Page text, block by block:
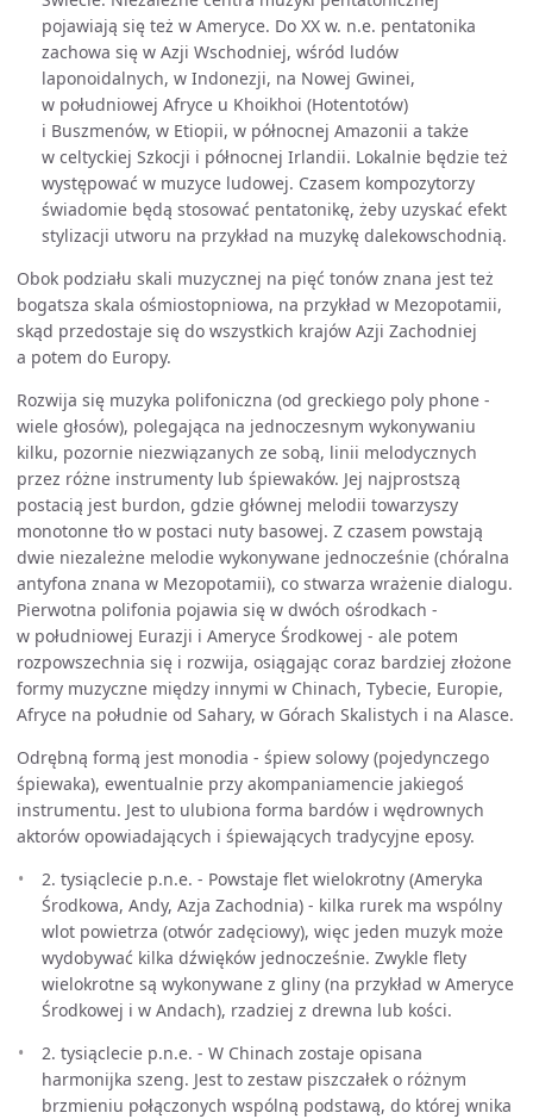
pojawiają się też w Ameryce. Do XX w. n.e. pentatonika
zachowa się w Azji Wschodniej, wśród ludów
laponoidalnych, w Indonezji, na Nowej Gwinei,
w południowej Afryce u Khoikhoi (Hotentotów)
i Buszmenów, w Etiopii, w północnej Amazonii a także
w celtyckiej Szkocji i północnej Irlandii. Lokalnie będzie też
występować w muzyce ludowej. Czasem kompozytorzy
świadomie będą stosować pentatonikę, żeby uzyskać efekt
stylizacji utworu na przykład na muzykę dalekowschodnią.
Obok podziału skali muzycznej na pięć tonów znana jest też
bogatsza skala ośmiostopniowa, na przykład w Mezopotamii,
skąd przedostaje się do wszystkich krajów Azji Zachodniej
a potem do Europy.
Rozwija się muzyka polifoniczna (od greckiego poly phone -
wiele głosów), polegająca na jednoczesnym wykonywaniu
kilku, pozornie niezwiązanych ze sobą, linii melodycznych
przez różne instrumenty lub śpiewaków. Jej najprostszą
postacią jest burdon, gdzie głównej melodii towarzyszy
monotonne tło w postaci nuty basowej. Z czasem powstają
dwie niezależne melodie wykonywane jednocześnie (chóralna
antyfona znana w Mezopotamii), co stwarza wrażenie dialogu.
Pierwotna polifonia pojawia się w dwóch ośrodkach -
w południowej Eurazji i Ameryce Środkowej - ale potem
rozpowszechnia się i rozwija, osiągając coraz bardziej złożone
formy muzyczne między innymi w Chinach, Tybecie, Europie,
Afryce na południe od Sahary, w Górach Skalistych i na Alasce.
Odrębną formą jest monodia - śpiew solowy (pojedynczego
śpiewaka), ewentualnie przy akompaniamencie jakiegoś
instrumentu. Jest to ulubiona forma bardów i wędrownych
aktorów opowiadających i śpiewających tradycyjne eposy.
2. tysiąclecie p.n.e. - Powstaje flet wielokrotny (Ameryka
Środkowa, Andy, Azja Zachodnia) - kilka rurek ma wspólny
wlot powietrza (otwór zadęciowy), więc jeden muzyk może
wydobywać kilka dźwięków jednocześnie. Zwykle flety
wielokrotne są wykonywane z gliny (na przykład w Ameryce
Środkowej i w Andach), rzadziej z drewna lub kości.
2. tysiąclecie p.n.e. - W Chinach zostaje opisana
harmonijka szeng. Jest to zestaw piszczałek o różnym
brzmieniu połączonych wspólną podstawą, do której wnika